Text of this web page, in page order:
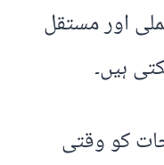
اور مستقل
ہیں۔
کو وقتی